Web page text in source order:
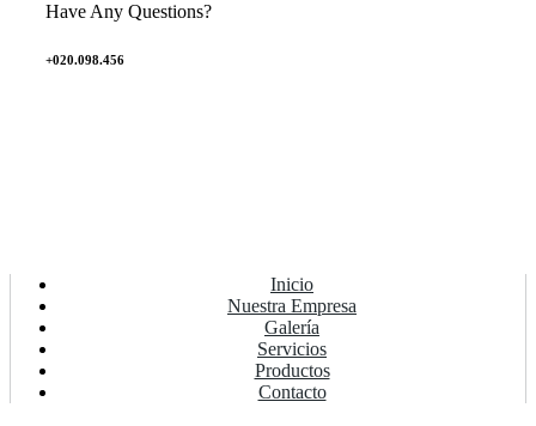
+020.098.456
Have Any Questions?
Inicio
Nuestra Empresa
Galería
Servicios
Productos
Contacto